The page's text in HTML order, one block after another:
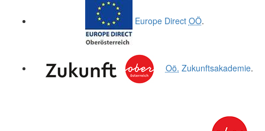
Europe Direct OÖ.
Oö. Zukunftsakademie.